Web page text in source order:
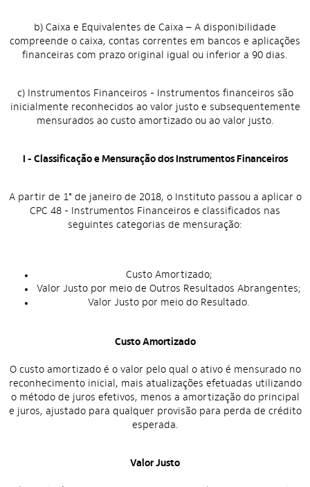
b) Caixa e Equivalentes de Caixa – A disponibilidade
compreende o caixa, contas correntes em bancos e aplicações
financeiras com prazo original igual ou inferior a 90 dias.
c) Instrumentos Financeiros - Instrumentos financeiros são
inicialmente reconhecidos ao valor justo e subsequentemente
mensurados ao custo amortizado ou ao valor justo.
I - Classificação e Mensuração dos Instrumentos Financeiros
A partir de 1° de janeiro de 2018, o Instituto passou a aplicar o
CPC 48 - Instrumentos Financeiros e classificados nas
seguintes categorias de mensuração:
Custo Amortizado;
Valor Justo por meio de Outros Resultados Abrangentes;
Valor Justo por meio do Resultado.
Custo Amortizado
O custo amortizado é o valor pelo qual o ativo é mensurado no
reconhecimento inicial, mais atualizações efetuadas utilizando
o método de juros efetivos, menos a amortização do principal
e juros, ajustado para qualquer provisão para perda de crédito
esperada.
Valor Justo